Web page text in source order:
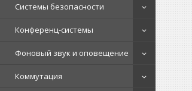
Системы безопасности
Конференц-системы
Фоновый звук и оповещение
Коммутация